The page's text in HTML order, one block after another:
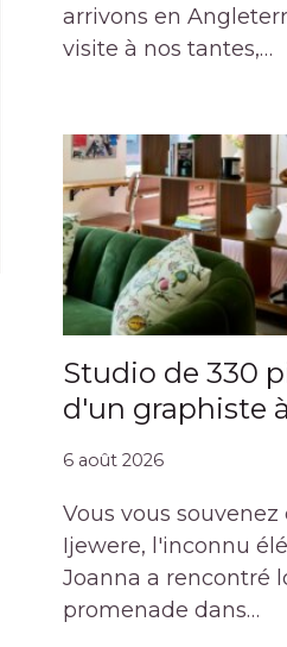
arrivons en
visite à nos tantes,…
Studio de 330
d'un graphiste
6 août 2026
Vous vous
Ijewere, l'inconnu
Joanna a rencontré
promenade dans…